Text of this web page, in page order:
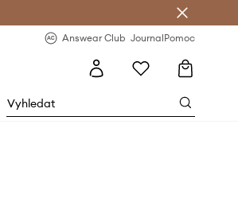
Answear Club JournalPomoc